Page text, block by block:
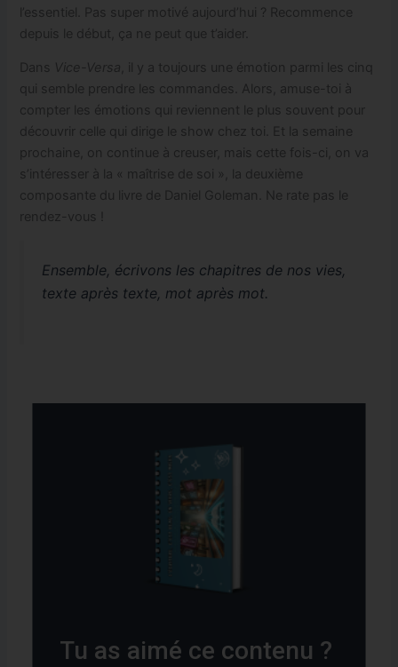
l’essentiel. Pas super motivé aujourd’hui ? Recommence
depuis le début, ça ne peut que t’aider.
Dans Vice-Versa , il y a toujours une émotion parmi les cinq
qui semble prendre les commandes. Alors, amuse-toi à
compter les émotions qui reviennent le plus souvent pour
découvrir celle qui dirige le show chez toi. Et la semaine
prochaine, on continue à creuser, mais cette fois-ci, on va
s’intéresser à la « maîtrise de soi », la deuxième
composante du livre de Daniel Goleman. Ne rate pas le
rendez-vous !
Ensemble, écrivons les chapitres de nos vies,
texte après texte, mot après mot.
Tu as aimé ce contenu ?